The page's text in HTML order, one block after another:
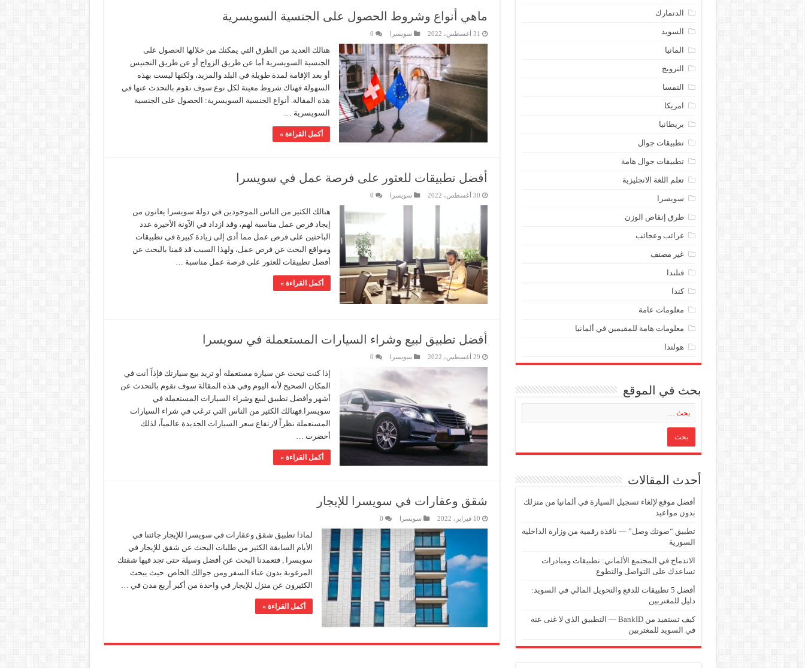
ماهي أنواع وشروط الحصول على الجنسية السويسرية
31 أغسطس، 2022 سويسرا 0
هنالك العديد من الطرق التي يمكنك من خلالها الحصول على
الجنسية السويسرية أما عن طريق الزواج أو عن طريق التجنيس
أو بعد الإقامة لمدة طويلة في البلد والمزيد، ولكنها ليست بهذه
السهولة فهناك شروط معينة لكل نوع سوف نقوم بالتحدث عنها في
هذه المقالة. أنواع الجنسية السويسرية: الحصول على الجنسية
السويسرية …
أكمل القراءة »
أفضل تطبيقات للعثور على فرصة عمل في سويسرا
30 أغسطس، 2022 سويسرا 0
هنالك الكثير من الناس الموجودين في دولة سويسرا يعانون من
إيجاد فرص عمل مناسبة لهم، وقد ازداد في الآونة الأخيرة عدد
الباحثين على فرص عمل مما أدى إلى زيادة كبيرة في تطبيقات
ومواقع البحث عن فرص عمل، ولهذا السبب قد قمنا بالبحث عن
أفضل تطبيقات للعثور على فرصة عمل مناسبة …
أكمل القراءة »
أفضل تطبيق لبيع وشراء السيارات المستعملة في سويسرا
29 أغسطس، 2022 سويسرا 0
إذا كنت تبحث عن سيارة مستعملة أو تريد بيع سيارتك فإذاً أنت في
المكان الصحيح لأنه اليوم وفي هذه المقالة سوف نقوم بالتحدث عن
أشهر وأفضل تطبيق لبيع وشراء السيارات المستعملة في
سويسرا.فهنالك الكثير من الناس التي ترغب في شراء السيارات
المستعملة نظراً لارتفاع سعر السيارات الجديدة عالمياً، لذلك
أحضرت …
أكمل القراءة »
شقق وعقارات في سويسرا للإيجار
10 فبراير، 2022 سويسرا 0
لماذا تطبيق شقق وعقارات في سويسرا للإيجار جائتنا في
الأيام السابقة الكثير من طلبات البحث عن شقق للإيجار في
سويسرا , فتعمدنا البحث عن أفضل وسيلة حتى تجد فيها شقتك
المرغوبة بدون عناء السفر ومن جوالك الخاص. حيث يبحث
الكثيرون عن منزل للإيجار في واحدة من أكبر أربع مدن في …
أكمل القراءة »
الدنمارك
السويد
المانيا
النرويج
النمسا
امريكا
بريطانيا
تطبيقات جوال
تطبيقات جوال هامة
تعلم اللغة الانجليزية
سويسرا
طرق إنقاص الوزن
غرائب وعجائب
غير مصنف
فنلندا
كندا
معلومات عامة
معلومات هامة للمقيمين في ألمانيا
هولندا
بحث في الموقع
أحدث المقالات
أفضل موقع لإلغاء تسجيل السيارة في ألمانيا من منزلك
بدون مواعيد
تطبيق “صوتك وصل” — نافذة رقمية من وزارة الداخلية
السورية
الاندماج في المجتمع الألماني: تطبيقات ومبادرات
تساعدك على التواصل والتطوع
أفضل 5 تطبيقات للدفع والتحويل المالي في السويد:
دليل للمغتربين
كيف تستفيد من BankID — التطبيق الذي لا غنى عنه
في السويد للمغتربين